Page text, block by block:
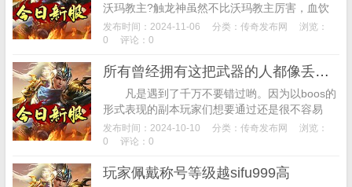
沃玛教主?触龙神虽然不比沃玛教主厉害，血饮
那件武器装备特性不低且命里高，因为他们的战
斗过程中基本上很少会与对方近身战斗，...
发布时间：2024-11-06 分类： 传奇发布网
浏览：
0
评论：0
所有曾经拥有这把武器的人都像丢了魂一样
凡是遇到了千万不要错过哟。因为以boos的
形式表现的副本玩家们想要通过还是很不容易
的。而行会之中还有固定的副本可供玩家们挑战
当玩家们通过这些副本，你就会发现非常的容...
发布时间：2024-10-10 分类： 传奇发布网
浏览：
0
评论：0
玩家佩戴称号等级越sifu999高